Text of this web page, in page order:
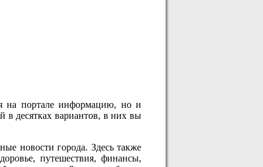
на портале информацию, но и
в десятках вариантов, в них вы
новости города. Здесь также
путешествия, финансы,